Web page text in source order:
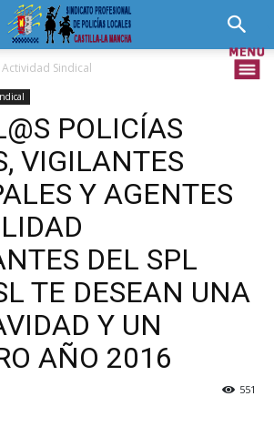
Actividad Sindical
POLICÍAS
VIGILANTES
Y AGENTES
DEL SPL
TE DESEAN UNA
Y UN
AÑO 2016
551